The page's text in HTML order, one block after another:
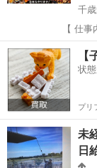
千
【 仕事内容 】 物流倉庫～商業施設
を、 組み立てる簡単な
京･埼玉･千葉･神奈
東京 世田谷区
【
状
プリ
未
日